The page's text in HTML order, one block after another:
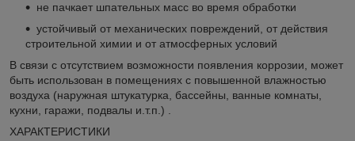
не пачкает шпательных масс во время обработки
устойчивый от механических повреждений, от действия
строительной химии и от атмосферных условий
В связи с отсутствием возможности появления коррозии, может
быть использован в помещениях с повышенной влажностью
воздуха (наружная штукатурка, бассейны, ванные комнаты,
кухни, гаражи, подвалы и.т.п.) .
ХАРАКТЕРИСТИКИ